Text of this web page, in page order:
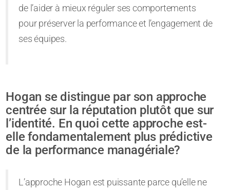
de l’aider à mieux réguler ses comportements
pour préserver la performance et l’engagement de
ses équipes.
Hogan se distingue par son approche
centrée sur la réputation plutôt que sur
l’identité. En quoi cette approche est-
elle fondamentalement plus prédictive
de la performance managériale?
L’approche Hogan est puissante parce qu’elle ne